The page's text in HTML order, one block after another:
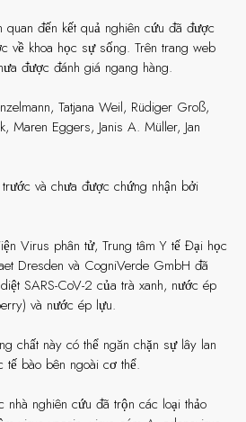
đến kết quả nghiên cứu đã được
về khoa học sự sống. Trên trang web
được đánh giá ngang hàng.
Tatjana Weil, Rüdiger Groß,
Maren Eggers, Janis A. Müller, Jan
và chưa được chứng nhận bởi
Virus phân tử, Trung tâm Y tế Đại học
Dresden và CogniVerde GmbH đã
SARS-CoV-2 của trà xanh, nước ép
và nước ép lựu.
chất này có thể ngăn chặn sự lây lan
tế bào bên ngoài cơ thể.
nhà nghiên cứu đã trộn các loại thảo